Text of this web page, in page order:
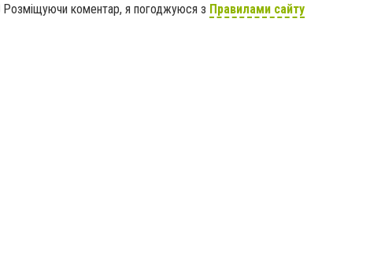
Розміщуючи коментар, я погоджуюся з Правилами сайту